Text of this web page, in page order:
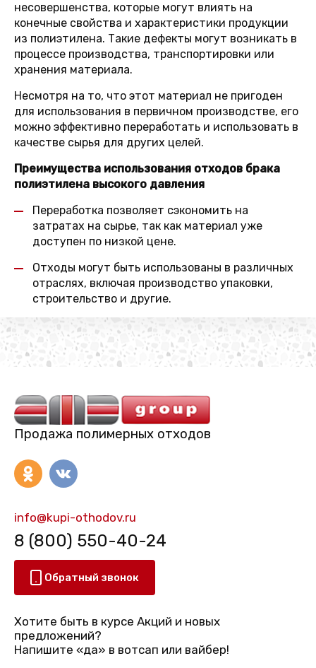
несовершенства, которые могут влиять на
конечные свойства и характеристики продукции
из полиэтилена. Такие дефекты могут возникать в
процессе производства, транспортировки или
хранения материала.
Несмотря на то, что этот материал не пригоден
для использования в первичном производстве, его
можно эффективно переработать и использовать в
качестве сырья для других целей.
Преимущества использования отходов брака
полиэтилена высокого давления
Переработка позволяет сэкономить на
затратах на сырье, так как материал уже
доступен по низкой цене.
Отходы могут быть использованы в различных
отраслях, включая производство упаковки,
строительство и другие.
Продажа полимерных отходов
info@kupi-othodov.ru
8 (800) 550-40-24
Обратный звонок
Хотите быть в курсе Акций и новых
предложений?
Напишите «да» в вотсап или вайбер!